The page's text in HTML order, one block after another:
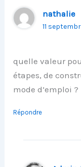
nathalie
11
quelle valeur
étapes, de
mode d’emploi ?
Répondre